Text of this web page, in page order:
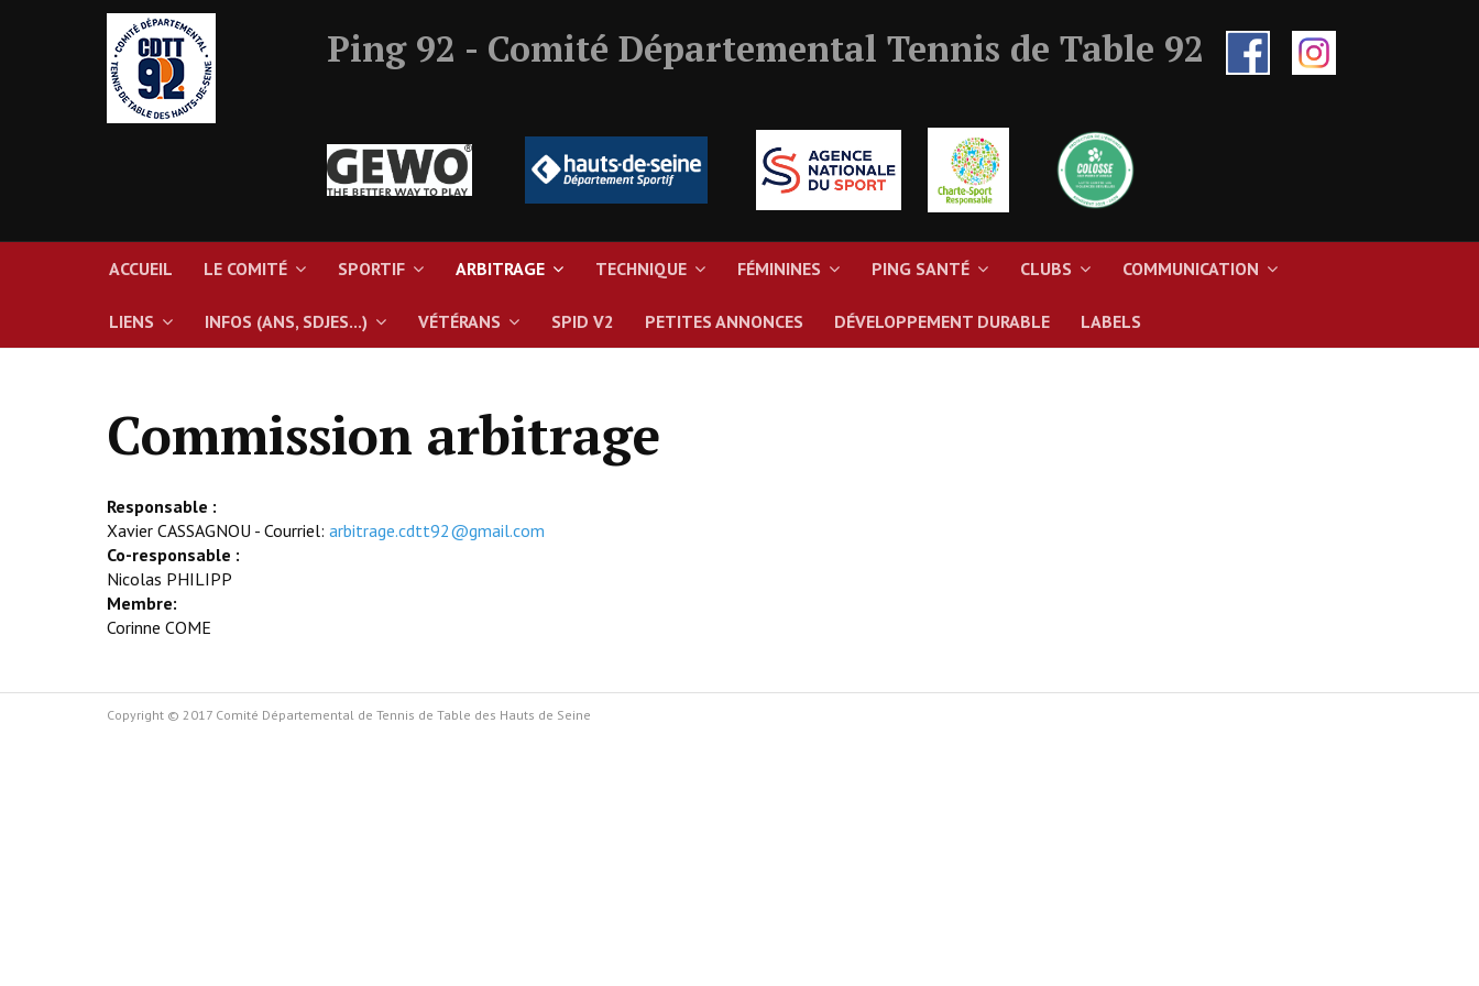
Ping 92 - Comité Départemental Tennis de Table 92
ACCUEIL LE COMITÉ SPORTIF ARBITRAGE TECHNIQUE FÉMININES PING SANTÉ CLUBS COMMUNICATION
LIENS INFOS (ANS, SDJES...) VÉTÉRANS SPID V2 PETITES ANNONCES DÉVELOPPEMENT DURABLE LABELS
Commission arbitrage
Responsable :
Xavier CASSAGNOU - Courriel: arbitrage.cdtt92@gmail.com
Co-responsable :
Nicolas PHILIPP
Membre:
Corinne COME
Copyright © 2017 Comité Départemental de Tennis de Table des Hauts de Seine